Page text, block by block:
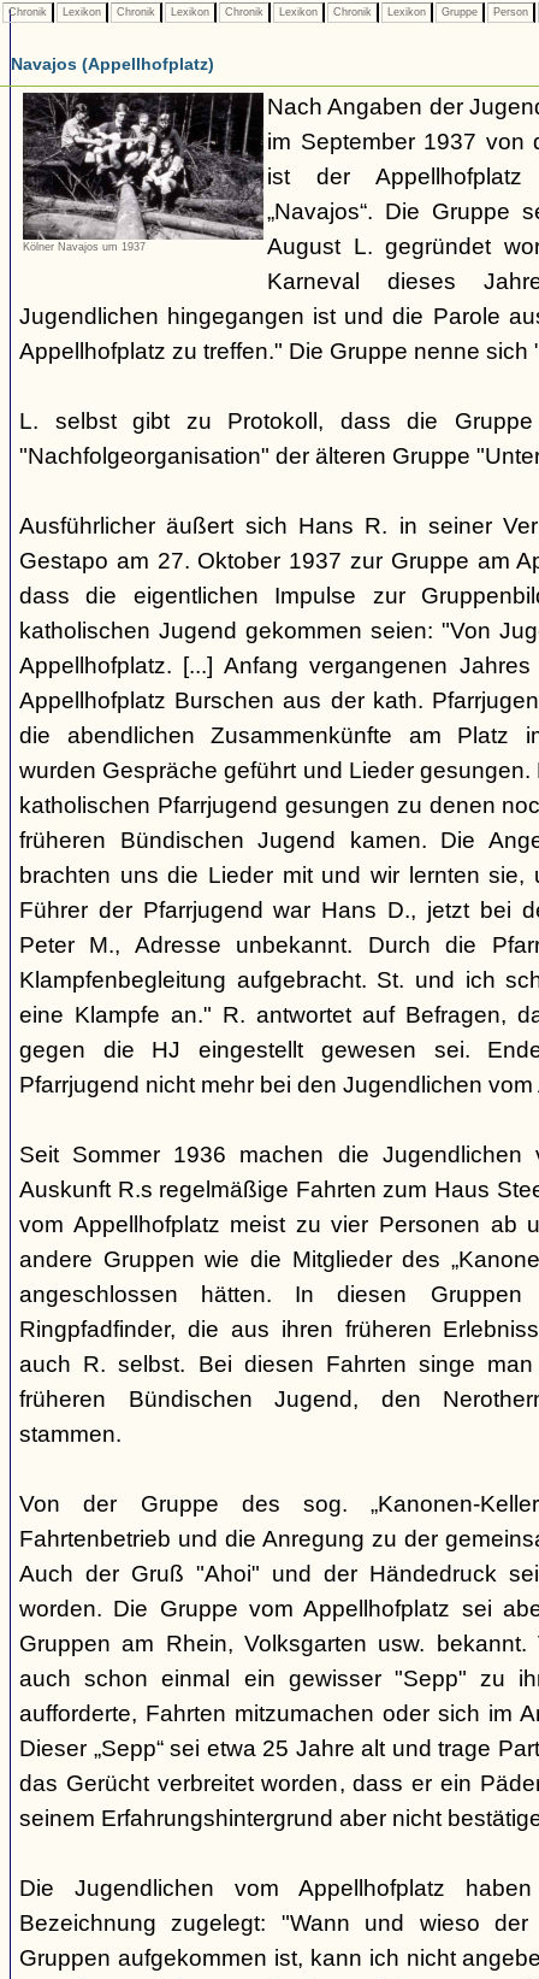
Chronik Lexikon Chronik Lexikon Chronik Lexikon Chronik Lexikon Gruppe Person
Navajos (Appellhofplatz)
Kölner Navajos um 1937
Nach Angaben der
im September 1937 von
ist der
„Navajos“. Die Gruppe
August L. gegründet
Karneval dieses
Jugendlichen hingegangen ist und die Parole
Appellhofplatz zu treffen." Die Gruppe nenne sich
L. selbst gibt zu Protokoll, dass die Gruppe
"Nachfolgeorganisation" der älteren Gruppe
Ausführlicher äußert sich Hans R. in seiner
Gestapo am 27. Oktober 1937 zur Gruppe am
dass die eigentlichen Impulse zur
katholischen Jugend gekommen seien: "Von
Appellhofplatz. [...] Anfang vergangenen
Appellhofplatz Burschen aus der kath.
die abendlichen Zusammenkünfte am Platz
wurden Gespräche geführt und Lieder
katholischen Pfarrjugend gesungen zu denen
früheren Bündischen Jugend kamen. Die
brachten uns die Lieder mit und wir lernten sie,
Führer der Pfarrjugend war Hans D., jetzt bei
Peter M., Adresse unbekannt. Durch die
Klampfenbegleitung aufgebracht. St. und ich
eine Klampfe an." R. antwortet auf Befragen,
gegen die HJ eingestellt gewesen sei.
Pfarrjugend nicht mehr bei den Jugendlichen
Seit Sommer 1936 machen die Jugendlichen
Auskunft R.s regelmäßige Fahrten zum Haus
vom Appellhofplatz meist zu vier Personen ab
andere Gruppen wie die Mitglieder des
angeschlossen hätten. In diesen
Ringpfadfinder, die aus ihren früheren
auch R. selbst. Bei diesen Fahrten singe
früheren Bündischen Jugend, den
stammen.
Von der Gruppe des sog. „Kanonen-
Fahrtenbetrieb und die Anregung zu der
Auch der Gruß "Ahoi" und der Händedruck
worden. Die Gruppe vom Appellhofplatz sei
Gruppen am Rhein, Volksgarten usw.
auch schon einmal ein gewisser "Sepp" zu
aufforderte, Fahrten mitzumachen oder sich im
Dieser „Sepp“ sei etwa 25 Jahre alt und trage
das Gerücht verbreitet worden, dass er ein
seinem Erfahrungshintergrund aber nicht
Die Jugendlichen vom Appellhofplatz
Bezeichnung zugelegt: "Wann und wieso
Gruppen aufgekommen ist, kann ich nicht